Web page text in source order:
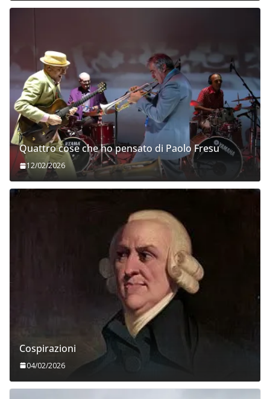
Quattro cose che ho pensato di Paolo Fresu
12/02/2026
Cospirazioni
04/02/2026